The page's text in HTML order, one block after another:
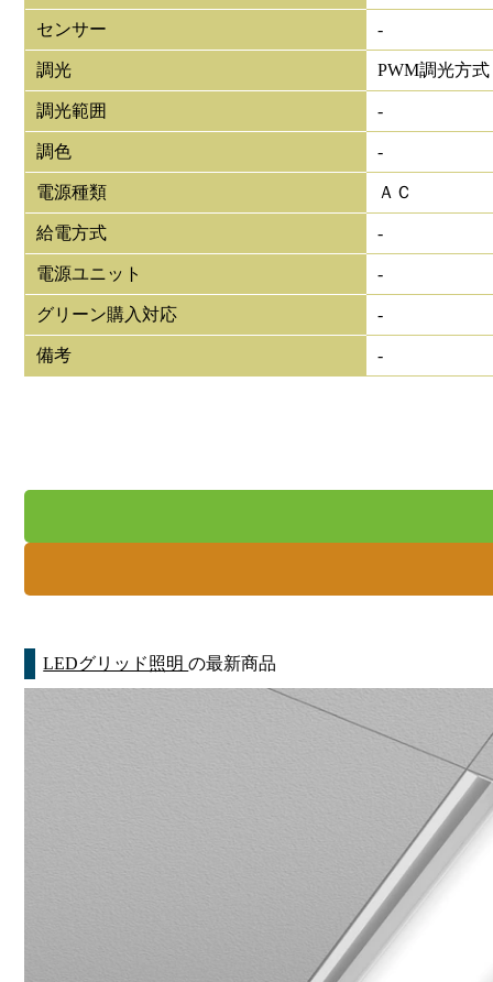
センサー -
調光 PWM調光方式
調光範囲 -
調色 -
電源種類 ＡＣ
給電方式 -
電源ユニット -
グリーン購入対応 -
備考 -
LEDグリッド照明の最新商品